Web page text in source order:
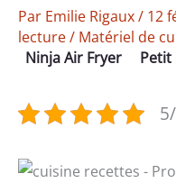
Par Emilie Rigaux/ 12
lecture/ Matériel de
Ninja Air Fryer
Petit